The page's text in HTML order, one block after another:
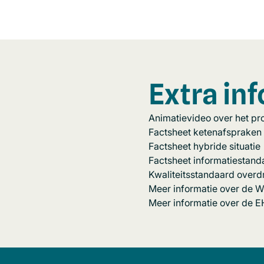
Extra
Animatievideo over het
Factsheet ketenafspraken
Factsheet hybride situatie
Factsheet
Kwaliteitsstandaard
Meer informatie over de
Meer informatie over de